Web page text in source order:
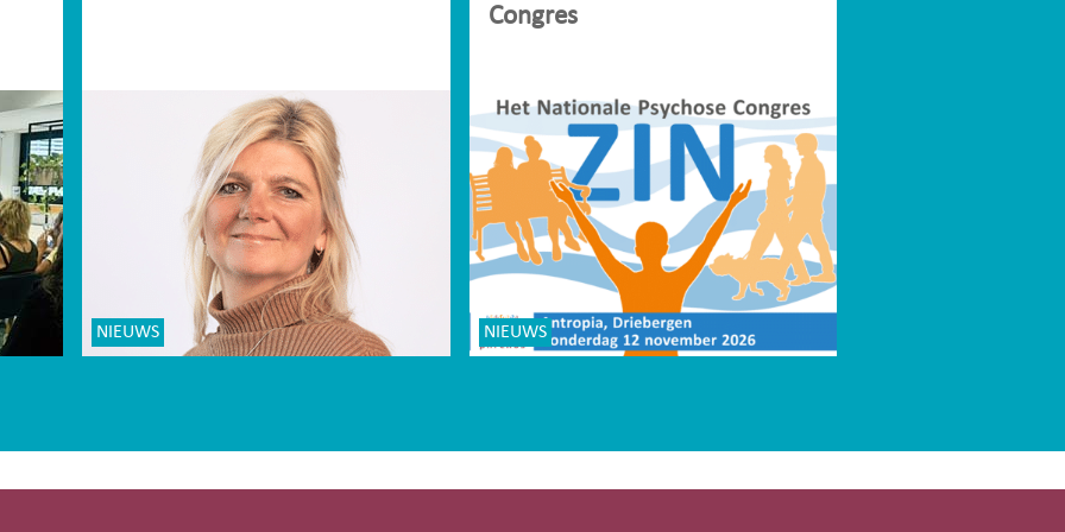
NIEUWS
Congres
NIEUWS